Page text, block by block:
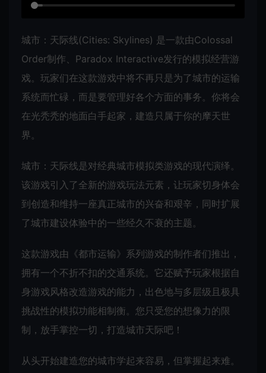
城市：天际线(Cities: Skylines) 是一款由Colossal
Order制作、Paradox Interactive发行的模拟经营游
戏。玩家们在这款游戏中将不再只是为了城市的运输
系统而忙碌，而是要管理好各个方面的事务。你将会
在光秃秃的地面白手起家，建造只属于你的摩天世
界。
城市：天际线是对经典城市模拟类游戏的现代演绎。
该游戏引入了全新的游戏玩法元素，让玩家切身体会
到创造和维持一座真正城市的兴奋和艰辛，同时扩展
了城市建设体验中的一些经久不衰的主题。
这款游戏由《都市运输》系列游戏的制作者们推出，
拥有一个不折不扣的交通系统。它还赋予玩家根据自
身游戏风格改造游戏的能力，出色地与多层级且极具
挑战性的模拟功能相制衡。您只受您的想像力的限
制，放手掌控一切，打造城市天际吧！
从头开始建造您的城市学起来容易，但掌握起来难。